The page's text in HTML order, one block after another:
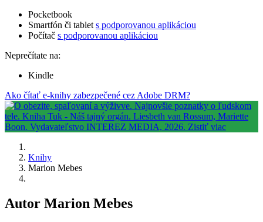
Pocketbook
Smartfón či tablet s podporovanou aplikáciou
Počítač s podporovanou aplikáciou
Neprečítate na:
Kindle
Ako čítať e-knihy zabezpečené cez Adobe DRM?
Knihy
Marion Mebes
Autor Marion Mebes